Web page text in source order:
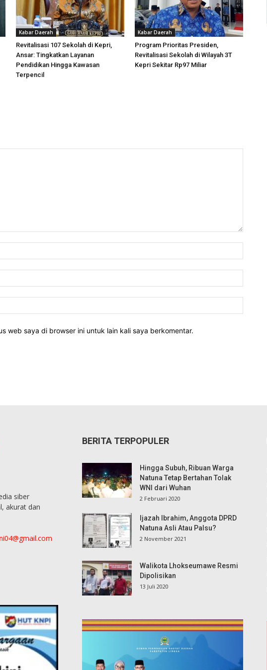
Kabar Daerah
Revitalisasi 107 Sekolah di Kepri,
Ansar: Tingkatkan Layanan
Pendidikan Hingga Kawasan
Terpencil
Kabar Daerah
Program Prioritas Presiden,
Revitalisasi Sekolah di Wilayah 3T
Kepri Sekitar Rp97 Miliar
web saya di browser ini untuk lain kali saya berkomentar.
siber
akurat dan
BERITA TERPOPULER
Hingga Subuh, Ribuan Warga
Natuna Tetap Bertahan Tolak
WNI dari Wuhan
2 Februari 2020
Ijazah Ibrahim, Anggota DPRD
Natuna Asli Atau Palsu?
2 November 2021
Walikota Lhokseumawe Resmi
Dipolisikan
13 Juli 2020